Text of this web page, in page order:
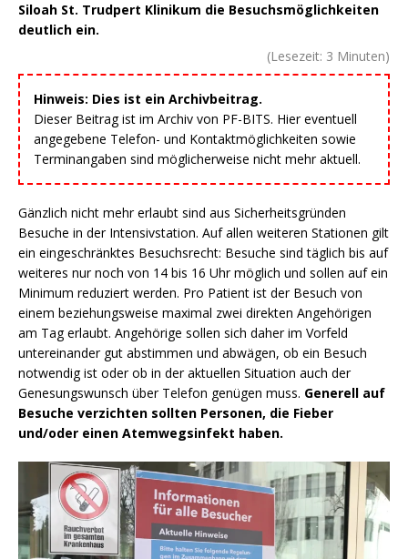
Siloah St. Trudpert Klinikum die Besuchsmöglichkeiten
deutlich ein.
(Lesezeit: 3 Minuten)
Hinweis: Dies ist ein Archivbeitrag.
Dieser Beitrag ist im Archiv von PF-BITS. Hier eventuell
angegebene Telefon- und Kontaktmöglichkeiten sowie
Terminangaben sind möglicherweise nicht mehr aktuell.
Gänzlich nicht mehr erlaubt sind aus Sicherheitsgründen
Besuche in der Intensivstation. Auf allen weiteren Stationen gilt
ein eingeschränktes Besuchsrecht: Besuche sind täglich bis auf
weiteres nur noch von 14 bis 16 Uhr möglich und sollen auf ein
Minimum reduziert werden. Pro Patient ist der Besuch von
einem beziehungsweise maximal zwei direkten Angehörigen
am Tag erlaubt. Angehörige sollen sich daher im Vorfeld
untereinander gut abstimmen und abwägen, ob ein Besuch
notwendig ist oder ob in der aktuellen Situation auch der
Genesungswunsch über Telefon genügen muss. Generell auf
Besuche verzichten sollten Personen, die Fieber
und/oder einen Atemwegsinfekt haben.